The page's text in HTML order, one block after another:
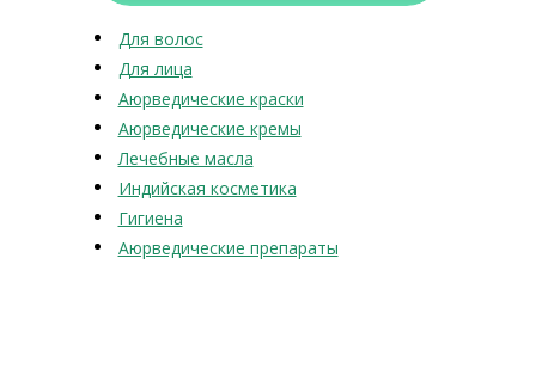
Для волос
Для лица
Аюрведические краски
Аюрведические кремы
Лечебные масла
Индийская косметика
Гигиена
Аюрведические препараты